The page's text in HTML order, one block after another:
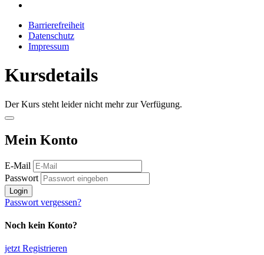
Barrierefreiheit
Datenschutz
Impressum
Kursdetails
Der Kurs steht leider nicht mehr zur Verfügung.
Mein Konto
E-Mail
Passwort
Login
Passwort vergessen?
Noch kein Konto?
jetzt Registrieren